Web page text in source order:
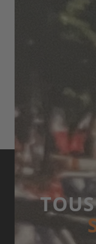
France Féminin,
1989. In our
the making of
INTERVIEW